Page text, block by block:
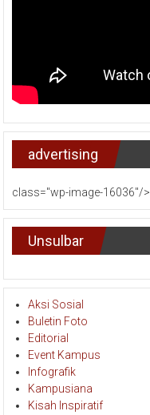
advertising
class="wp-image-16036"/>
Unsulbar
Aksi Sosial
Buletin Foto
Editorial
Event Kampus
Infografik
Kampusiana
Kisah Inspiratif